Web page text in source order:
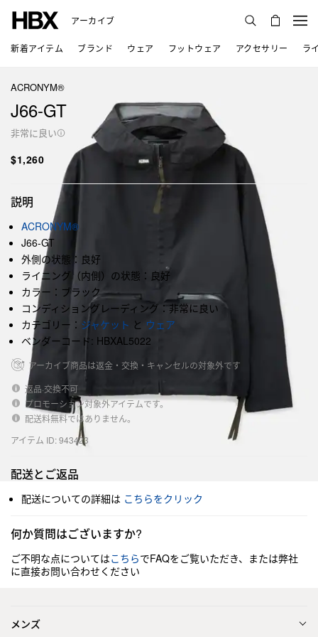
アーカイブ
新着アイテム ブランド ウェア フットウェア アクセサリー ラ
ACRONYM®
J66-GT
非常に良い
$1,260
説明
ACRONYM®
J66-GT
外側の状態：良好
ライニング（内側）の状態：良好
カラー：ブラック
コンディショングレーディング：非常に良い
カテゴリー： ジャケット と ウェア
ベンダーコード: HBXAL5022
アーカイブ商品は返金・交換・キャンセルの対象外です
返品·交換不可
プロモーション対象外アイテムです。
配送料無料ではありません。
アイテム ID: 943423
配送とご返品
配送についての詳細は こちらをクリック
何か質問はございますか?
ご不明な点についてはこちらでFAQをご覧いただき、または弊社
に直接お問い合わせください
メンズ